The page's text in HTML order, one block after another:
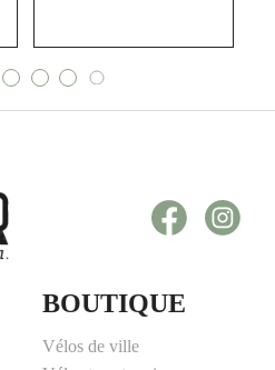
Facebook
BOUTIQUE
Vélos de ville